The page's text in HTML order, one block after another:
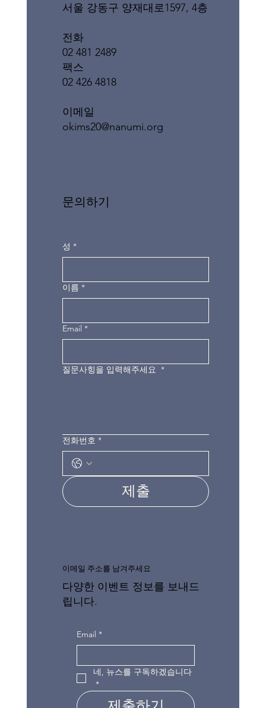
서울 강동구 양재대로1597, 4층
전화
02 481 2489
팩스
02 426 4818
이메일
okims20@nanumi.org
이메일 주소를 남겨주세요
다양한 이벤트 정보를 보내드
립니다.
Email *
네, 뉴스를 구독하겠습니다
*
문의하기
성 *
이름 *
Email *
질문사힝을 입력해주세요 *
전화번호 *
제출